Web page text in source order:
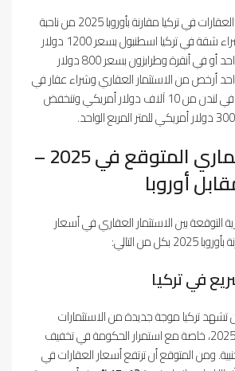
وعليه نستنتج بأن أسعار العقارات في تركيا مقارنة بأوروبا 2025 من ناحبة
الاستثمار العقاري أو شراء شقة في تركيا اسطنبول بسعر 1200 دولار
أمريكي للمتر المربع الواحد أو في أنقرة وطرابزون بسعر 800 دولار
أرخص من الاستثمار العقاري وشراء عقار في
أوروبا حيث تبدأ الأسعار في لندن من 10 آلاف دولار أمريكي وتنخفض
العائد الاستثماري المتوقع في 2025 –
التوقعة بين الاستثمار العقاري في أسعار
من التالي:
في تركيا
تشهد تركيا موجة جديدة من الاستثمارات
العقارية الأجنبية بحلول 2025، خاصة مع استمرار الحكومة في تخفيف
ومن المتوقع أن ترتفع أسعار العقارات في